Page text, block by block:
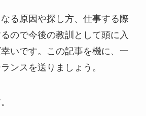
る原因や探し方、仕事する際
ので今後の教訓として頭に入
いです。この記事を機に、一
ンスを送りましょう。